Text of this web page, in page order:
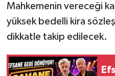
Mahkemenin vereceği
yüksek bedelli kira
dikkatle takip edilecek.